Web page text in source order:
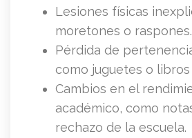
Lesiones físicas
moretones o raspones.
Pérdida de
como juguetes o libros
Cambios en el
académico, como
rechazo de la escuela.